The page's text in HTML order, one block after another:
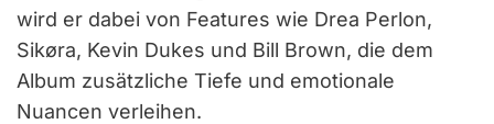
wird er dabei von Features wie Drea Perlon,
Sikøra, Kevin Dukes und Bill Brown, die dem
Album zusätzliche Tiefe und emotionale
Nuancen verleihen.